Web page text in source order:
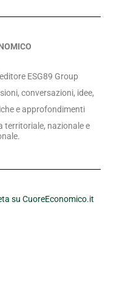
ESG89 Group
conversazioni, idee,
e approfondimenti
territoriale, nazionale e
su CuoreEconomico.it